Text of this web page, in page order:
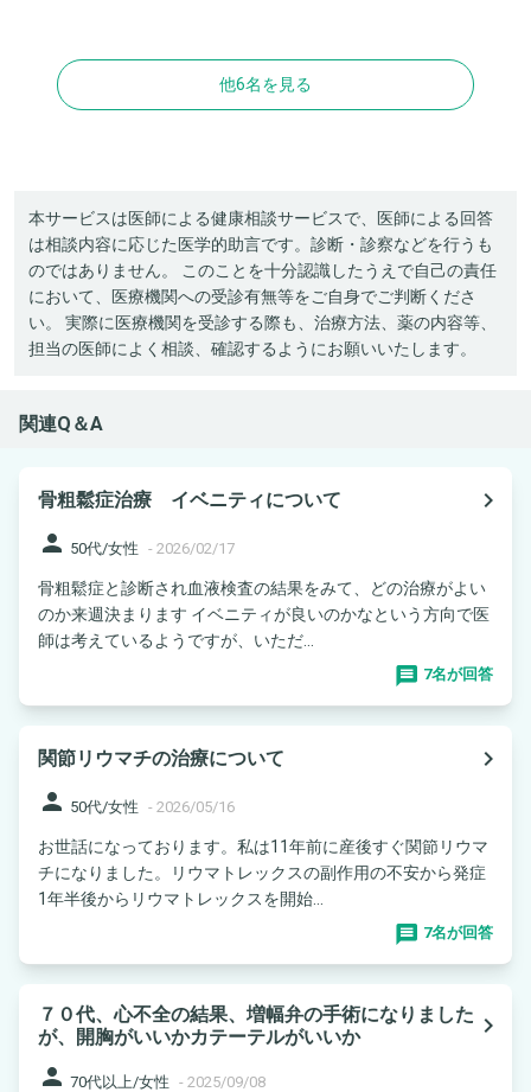
他6名を見る
本サービスは医師による健康相談サービスで、医師による回答
は相談内容に応じた医学的助言です。診断・診察などを行うも
のではありません。 このことを十分認識したうえで自己の責任
において、医療機関への受診有無等をご自身でご判断くださ
い。 実際に医療機関を受診する際も、治療方法、薬の内容等、
担当の医師によく相談、確認するようにお願いいたします。
関連Q＆A
骨粗鬆症治療 イベニティについて
navigate_next
person 50代/女性 - 2026/02/17
骨粗鬆症と診断され血液検査の結果をみて、どの治療がよい
のか来週決まります イベニティが良いのかなという方向で医
師は考えているようですが、いただ...
7名が回答
関節リウマチの治療について
navigate_next
person 50代/女性 - 2026/05/16
お世話になっております。私は11年前に産後すぐ関節リウマ
チになりました。リウマトレックスの副作用の不安から発症
1年半後からリウマトレックスを開始...
7名が回答
７０代、心不全の結果、増幅弁の手術になりました
が、開胸がいいかカテーテルがいいか
navigate_next
person 70代以上/女性 - 2025/09/08